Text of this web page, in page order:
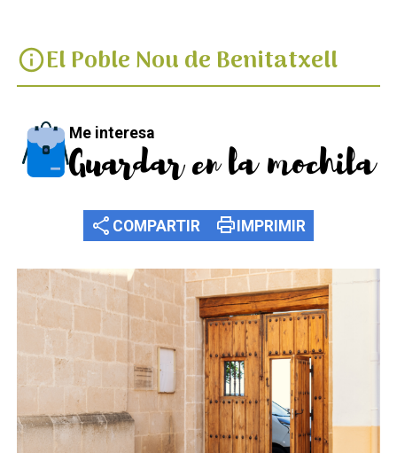
infoEl Poble Nou de Benitatxell
Me interesa
Guardar en la mochila
share COMPARTIR printIMPRIMIR